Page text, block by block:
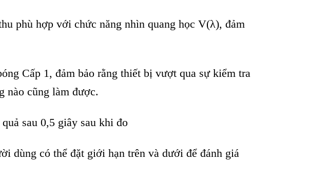
phù hợp với chức năng nhìn quang học V(λ), đảm
óng Cấp 1, đảm bảo rằng thiết bị vượt qua sự kiểm tra
nào cũng làm được.
sau 0,5 giây sau khi đo
ời dùng có thể đặt giới hạn trên và dưới để đánh giá